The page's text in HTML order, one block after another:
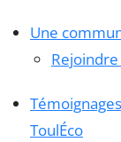
Une
ToulÉco